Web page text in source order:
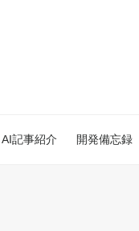
AI記事紹介 開発備忘録